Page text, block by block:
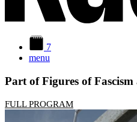
7
menu
Part of Figures of
FULL PROGRAM